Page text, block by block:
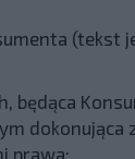
(tekst
będąca
dokonująca
prawa;